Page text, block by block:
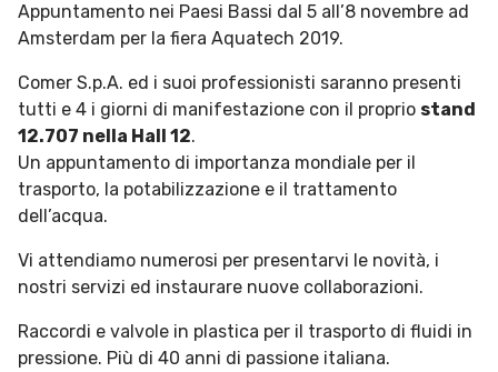
Appuntamento nei Paesi Bassi dal 5 all’8 novembre ad
Amsterdam per la fiera Aquatech 2019.
Comer S.p.A. ed i suoi professionisti saranno presenti
tutti e 4 i giorni di manifestazione con il proprio stand
12.707 nella Hall 12.
Un appuntamento di importanza mondiale per il
trasporto, la potabilizzazione e il trattamento
dell’acqua.
Vi attendiamo numerosi per presentarvi le novità, i
nostri servizi ed instaurare nuove collaborazioni.
Raccordi e valvole in plastica per il trasporto di fluidi in
pressione. Più di 40 anni di passione italiana.